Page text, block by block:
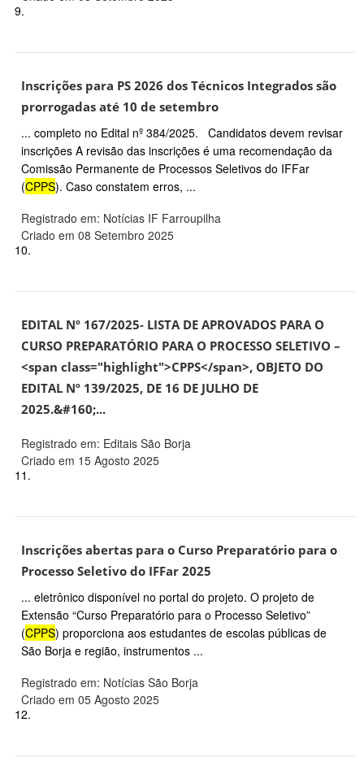
9.
Inscrições para PS 2026 dos Técnicos Integrados são
prorrogadas até 10 de setembro
... completo no Edital nº 384/2025. Candidatos devem revisar
inscrições A revisão das inscrições é uma recomendação da
Comissão Permanente de Processos Seletivos do IFFar
(CPPS). Caso constatem erros, ...
Registrado em: Notícias IF Farroupilha
Criado em 08 Setembro 2025
10.
EDITAL Nº 167/2025- LISTA DE APROVADOS PARA O
CURSO PREPARATÓRIO PARA O PROCESSO SELETIVO –
<span class="highlight">CPPS</span>, OBJETO DO
EDITAL Nº 139/2025, DE 16 DE JULHO DE
2025.&#160;...
Registrado em: Editais São Borja
Criado em 15 Agosto 2025
11.
Inscrições abertas para o Curso Preparatório para o
Processo Seletivo do IFFar 2025
... eletrônico disponível no portal do projeto. O projeto de
Extensão “Curso Preparatório para o Processo Seletivo”
(CPPS) proporciona aos estudantes de escolas públicas de
São Borja e região, instrumentos ...
Registrado em: Notícias São Borja
Criado em 05 Agosto 2025
12.